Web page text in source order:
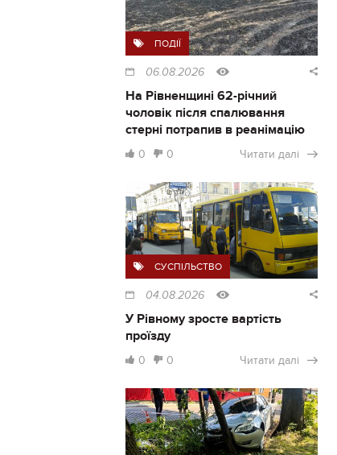
ПОДІЇ
06.08.2026
На Рівненщині 62-річний
чоловік після спалювання
стерні потрапив в реанімацію
0 0 Читати далі
СУСПІЛЬСТВО
04.08.2026
У Рівному зросте вартість
проїзду
0 0 Читати далі